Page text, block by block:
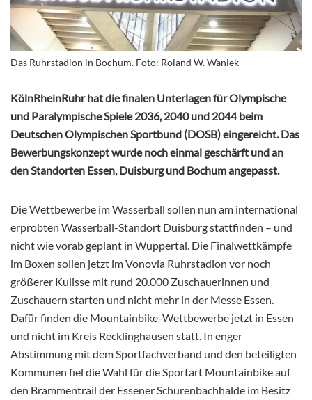
Das Ruhrstadion in Bochum. Foto: Roland W. Waniek
KölnRheinRuhr hat die finalen Unterlagen für Olympische
und Paralympische Spiele 2036, 2040 und 2044 beim
Deutschen Olympischen Sportbund (DOSB) eingereicht. Das
Bewerbungskonzept wurde noch einmal geschärft und an
den Standorten Essen, Duisburg und Bochum angepasst.
Die Wettbewerbe im Wasserball sollen nun am international
erprobten Wasserball-Standort Duisburg stattfinden – und
nicht wie vorab geplant in Wuppertal. Die Finalwettkämpfe
im Boxen sollen jetzt im Vonovia Ruhrstadion vor noch
größerer Kulisse mit rund 20.000 Zuschauerinnen und
Zuschauern starten und nicht mehr in der Messe Essen.
Dafür finden die Mountainbike-Wettbewerbe jetzt in Essen
und nicht im Kreis Recklinghausen statt. In enger
Abstimmung mit dem Sportfachverband und den beteiligten
Kommunen fiel die Wahl für die Sportart Mountainbike auf
den Brammentrail der Essener Schurenbachhalde im Besitz